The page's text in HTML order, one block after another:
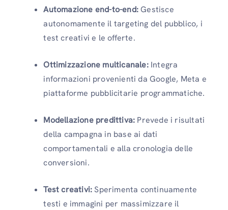
Automazione end-to-end:Gestisce
autonomamente il targeting del pubblico, i
test creativi e le offerte.
Ottimizzazione multicanale:Integra
informazioni provenienti da Google, Meta e
piattaforme pubblicitarie programmatiche.
Modellazione predittiva: Prevede i risultati
della campagna in base ai dati
comportamentali e alla cronologia delle
conversioni.
Test creativi:Sperimenta continuamente
testi e immagini per massimizzare il